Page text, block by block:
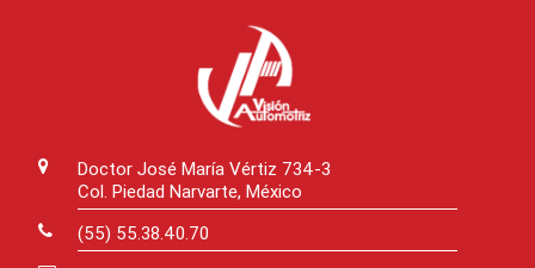
Doctor José María Vértiz 734-3
Col. Piedad Narvarte, México
(55) 55.38.40.70